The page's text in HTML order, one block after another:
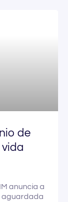
de
anuncia a
aguardada